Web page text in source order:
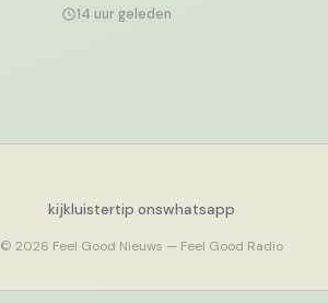
14 uur geleden
kijkluistertip onswhatsapp
© 2026 Feel Good Nieuws — Feel Good Radio